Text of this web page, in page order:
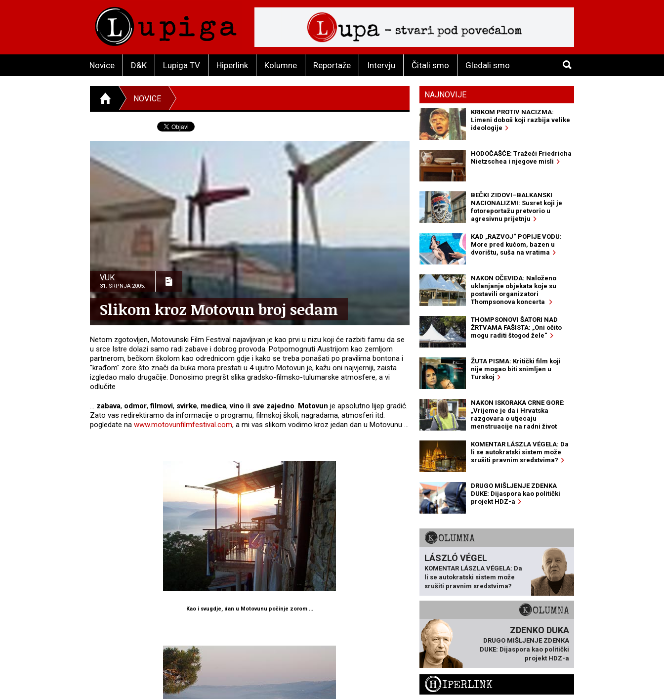
Novice D&K Lupiga TV Hiperlink Kolumne Reportaže Intervju Čitali smo Gledali smo
NOVICE
VUK
31. SRPNJA 2005.
Slikom kroz Motovun broj sedam
Netom zgotovljen, Motovunski Film Festival najavljivan je kao prvi u nizu koji će razbiti famu da se
u srce Istre dolazi samo radi zabave i dobrog provoda. Potpomognuti Austrijom kao zemljom
partnerom, bečkom školom kao odrednicom gdje i kako se treba ponašati po pravilima bontona i
"krađom" zore što znači da buka mora prestati u 4 ujutro Motovun je, kažu oni najvjerniji, zaista
izgledao malo drugačije. Donosimo pregršt slika gradsko-filmsko-tulumarske atmosfere, a vi
odlučite
... zabava, odmor,filmovi, svirke, medica,vino ili sve zajedno. Motovun je apsolutno lijep gradić.
Zato vas redirektiramo da informacije o programu, filmskoj školi, nagradama, atmosferi itd.
pogledate na www.motovunfilmfestival.com, a mi vas slikom vodimo kroz jedan dan u Motovunu ...
Kao i svugdje, dan u Motovunu počinje zorom ...
NAJNOVIJE
KRIKOM PROTIV NACIZMA:
Limeni doboš koji razbija velike
ideologije
HODOČAŠĆE: Tražeći Friedricha
Nietzschea i njegove misli
BEČKI ZIDOVI–BALKANSKI
NACIONALIZMI: Susret koji je
fotoreportažu pretvorio u
agresivnu prijetnju
KAD „RAZVOJ“ POPIJE VODU:
More pred kućom, bazen u
dvorištu, suša na vratima
NAKON OČEVIDA: Naloženo
uklanjanje objekata koje su
postavili organizatori
Thompsonova koncerta
THOMPSONOVI ŠATORI NAD
ŽRTVAMA FAŠISTA: „Oni očito
mogu raditi štogod žele“
ŽUTA PISMA: Kritički film koji
nije mogao biti snimljen u
Turskoj
NAKON ISKORAKA CRNE GORE:
„Vrijeme je da i Hrvatska
razgovara o utjecaju
menstruacije na radni život
KOMENTAR LÁSZLA VÉGELA: Da
li se autokratski sistem može
srušiti pravnim sredstvima?
DRUGO MIŠLJENJE ZDENKA
DUKE: Dijaspora kao politički
projekt HDZ-a
KOLUMNA
LÁSZLÓ VÉGEL
KOMENTAR LÁSZLA VÉGELA: Da
li se autokratski sistem može
srušiti pravnim sredstvima?
KOLUMNA
ZDENKO DUKA
DRUGO MIŠLJENJE ZDENKA
DUKE: Dijaspora kao politički
projekt HDZ-a
HIPERLINK